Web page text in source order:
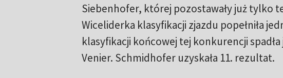
Siebenhofer, której pozostawały już tylko
Wiceliderka klasyfikacji zjazdu popełniła
klasyfikacji końcowej tej konkurencji
Venier. Schmidhofer uzyskała 11. rezultat.